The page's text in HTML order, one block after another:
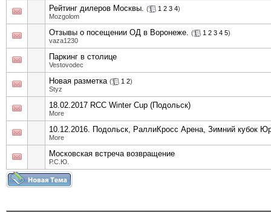
Рейтинг дилеров Москвы. ( 1 2 3 4)
Mozgolom
Отзывы о посещении ОД в Воронеже. ( 1 2 3 4 5)
vaza1230
Паркинг в столице
Vestovodec
Новая разметка ( 1 2)
Styz
18.02.2017 RCC Winter Cup (Подольск)
More
10.12.2016. Подольск, РаллиКросс Арена, Зимний кубок
More
Московская встреча возвращение
Р.С.Ю.